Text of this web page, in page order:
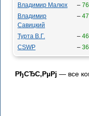
Владимир Малюх
–
Владимир
Савицкий
–
Турта В.Г. –
CSWP
–
РђСЂС‚РµРј — все